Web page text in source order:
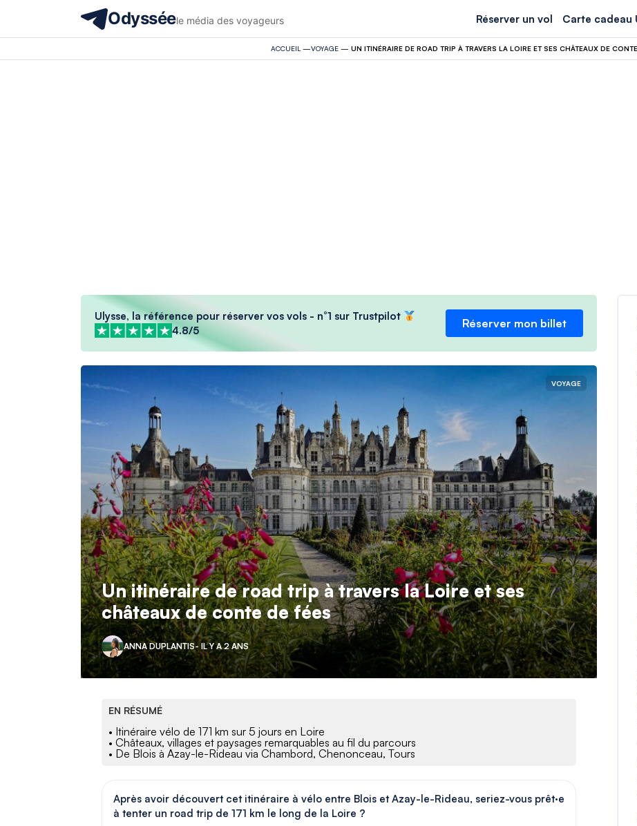
Odysséele média des voyageurs Réserver un vol Carte cadeau
ACCUEIL —VOYAGE— UN ITINÉRAIRE DE ROAD TRIP À TRAVERS LA LOIRE ET SES CHÂTEAUX DE
Ulysse, la référence pour réserver vos vols - n°1 sur Trustpilot
4.8/5
Réserver mon billet
VOYAGE
Un itinéraire de road trip à travers la Loire et ses
châteaux de conte de fées
ANNA DUPLANTIS- IL Y A 2 ANS
EN RÉSUMÉ
• Itinéraire vélo de 171 km sur 5 jours en Loire
• Châteaux, villages et paysages remarquables au fil du parcours
• De Blois à Azay-le-Rideau via Chambord, Chenonceau, Tours
Après avoir découvert cet itinéraire à vélo entre Blois et Azay-le-Rideau, seriez-vous prêt·e
à tenter un road trip de 171 km le long de la Loire ?